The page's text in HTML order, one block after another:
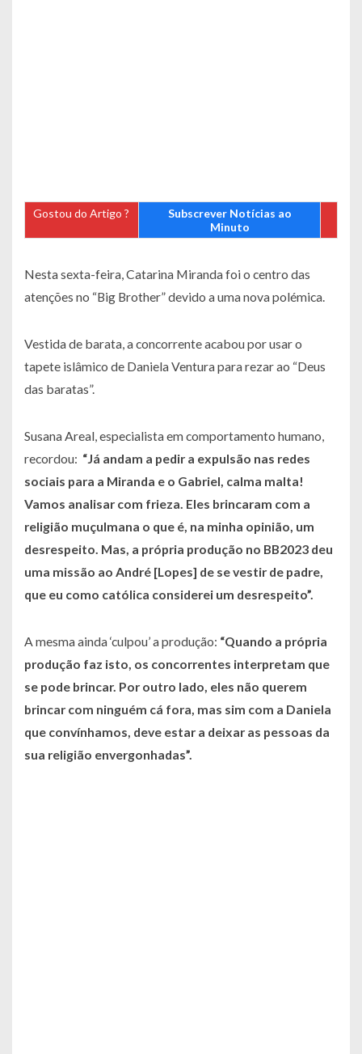
Gostou do Artigo ?
Subscrever Notícias ao
Minuto
Nesta sexta-feira, Catarina Miranda foi o centro das
atenções no “Big Brother” devido a uma nova polémica.
Vestida de barata, a concorrente acabou por usar o
tapete islâmico de Daniela Ventura para rezar ao “Deus
das baratas”.
Susana Areal, especialista em comportamento humano,
recordou: “Já andam a pedir a expulsão nas redes
sociais para a Miranda e o Gabriel, calma malta!
Vamos analisar com frieza. Eles brincaram com a
religião muçulmana o que é, na minha opinião, um
desrespeito. Mas, a própria produção no BB2023 deu
uma missão ao André [Lopes] de se vestir de padre,
que eu como católica considerei um desrespeito”.
A mesma ainda ‘culpou’ a produção: “Quando a própria
produção faz isto, os concorrentes interpretam que
se pode brincar. Por outro lado, eles não querem
brincar com ninguém cá fora, mas sim com a Daniela
que convínhamos, deve estar a deixar as pessoas da
sua religião envergonhadas”.